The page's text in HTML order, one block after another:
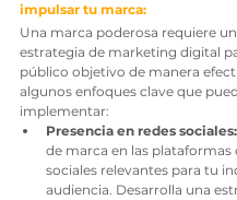
impulsar tu marca:
Una marca poderosa requiere
estrategia de marketing digital
público objetivo de manera
algunos enfoques clave que
implementar:
Presencia en redes sociales:
de marca en las plataformas
sociales relevantes para tu
audiencia. Desarrolla una